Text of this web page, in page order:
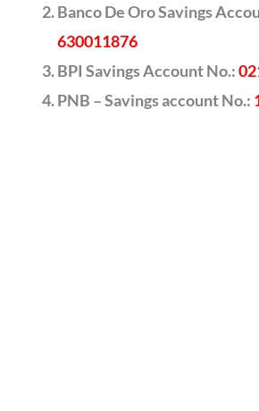
Banco De Oro Savings
630011876
BPI Savings Account No.:
PNB – Savings account No.: